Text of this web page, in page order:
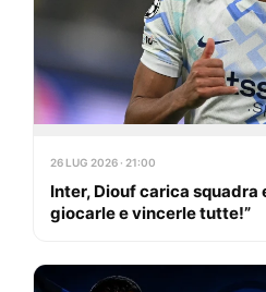
26 LUG 2026 · 21:00
Inter, Diouf carica squadra
giocarle e vincerle tutte!”